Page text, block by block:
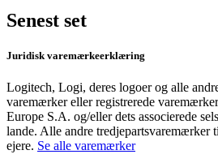
Senest set
Juridisk varemærkeerklæring
Logitech, Logi, deres logoer og alle
varemærker eller registrerede
Europe S.A. og/eller dets associerede
lande. Alle andre tredjepartsvaremærker
ejere. Se alle varemærker